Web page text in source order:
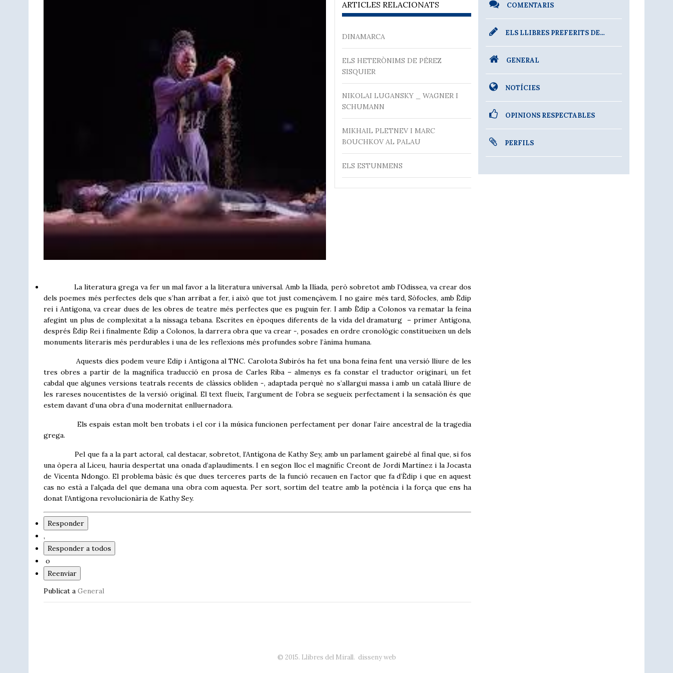
ARTICLES RELACIONATS
DINAMARCA
ELS HETERÒNIMS DE PÉREZ
SISQUIER
NIKOLAI LUGANSKY _ WAGNER I
SCHUMANN
MIKHAIL PLETNEV I MARC
BOUCHKOV AL PALAU
ELS ESTUNMENS
La literatura grega va fer un mal favor a la literatura universal. Amb la Ilíada, però sobretot amb l’Odissea, va crear dos
dels poemes més perfectes dels que s’han arribat a fer, i això que tot just començàvem. I no gaire més tard, Sòfocles, amb Èdip
rei i Antígona, va crear dues de les obres de teatre més perfectes que es puguin fer. I amb Èdip a Colonos va rematar la feina
afegint un plus de complexitat a la nissaga tebana. Escrites en èpoques diferents de la vida del dramaturg – primer Antígona,
després Èdip Rei i finalmente Èdip a Colonos, la darrera obra que va crear -, posades en ordre cronològic constitueixen un dels
monuments literaris més perdurables i una de les reflexions més profundes sobre l’ànima humana.
Aquests dies podem veure Edip i Antígona al TNC. Carolota Subirós ha fet una bona feina fent una versió lliure de les
tres obres a partir de la magnífica traducció en prosa de Carles Riba – almenys es fa constar el traductor originari, un fet
cabdal que algunes versions teatrals recents de clàssics obliden -, adaptada perquè no s’allargui massa i amb un català lliure de
les rareses noucentistes de la versió original. El text flueix, l’argument de l’obra se segueix perfectament i la sensación és que
estem davant d’una obra d’una modernitat enlluernadora.
Els espais estan molt ben trobats i el cor i la música funcionen perfectament per donar l’aire ancestral de la tragedia
grega.
Pel que fa a la part actoral, cal destacar, sobretot, l’Antígona de Kathy Sey, amb un parlament gairebé al final que, si fos
una òpera al Liceu, hauria despertat una onada d’aplaudiments. I en segon lloc el magnífic Creont de Jordi Martínez i la Jocasta
de Vicenta Ndongo. El problema bàsic és que dues terceres parts de la funció recauen en l’actor que fa d’Èdip i que en aquest
cas no està a l’alçada del que demana una obra com aquesta. Per sort, sortim del teatre amb la potència i la força que ens ha
donat l’Antígona revolucionària de Kathy Sey.
Responder
,
Responder a todos
o
Reenviar
Publicat a General
COMENTARIS
ELS LLIBRES PREFERITS DE…
GENERAL
NOTÍCIES
OPINIONS RESPECTABLES
PERFILS
© 2015. Llibres del Mirall. disseny web